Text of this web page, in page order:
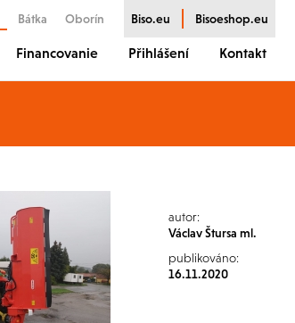
Bátka Oborín Biso.eu Bisoeshop.eu
Financovanie Přihlášení Kontakt
autor:
Václav Štursa ml.
publikováno:
16.11.2020